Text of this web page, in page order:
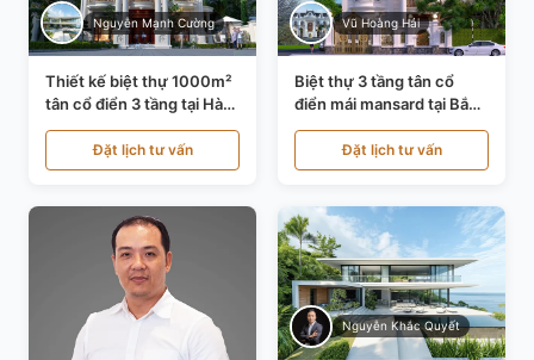
Nguyễn Mạnh Cường
Thiết kế biệt thự 1000m²
tân cổ điển 3 tầng tại Hà
Nội KT21010
Đặt lịch tư vấn
Vũ Hoàng Hải
Biệt thự 3 tầng tân cổ
điển mái mansard tại Bắc
Ninh KT21198
Đặt lịch tư vấn
Nguyễn Khắc Quyết